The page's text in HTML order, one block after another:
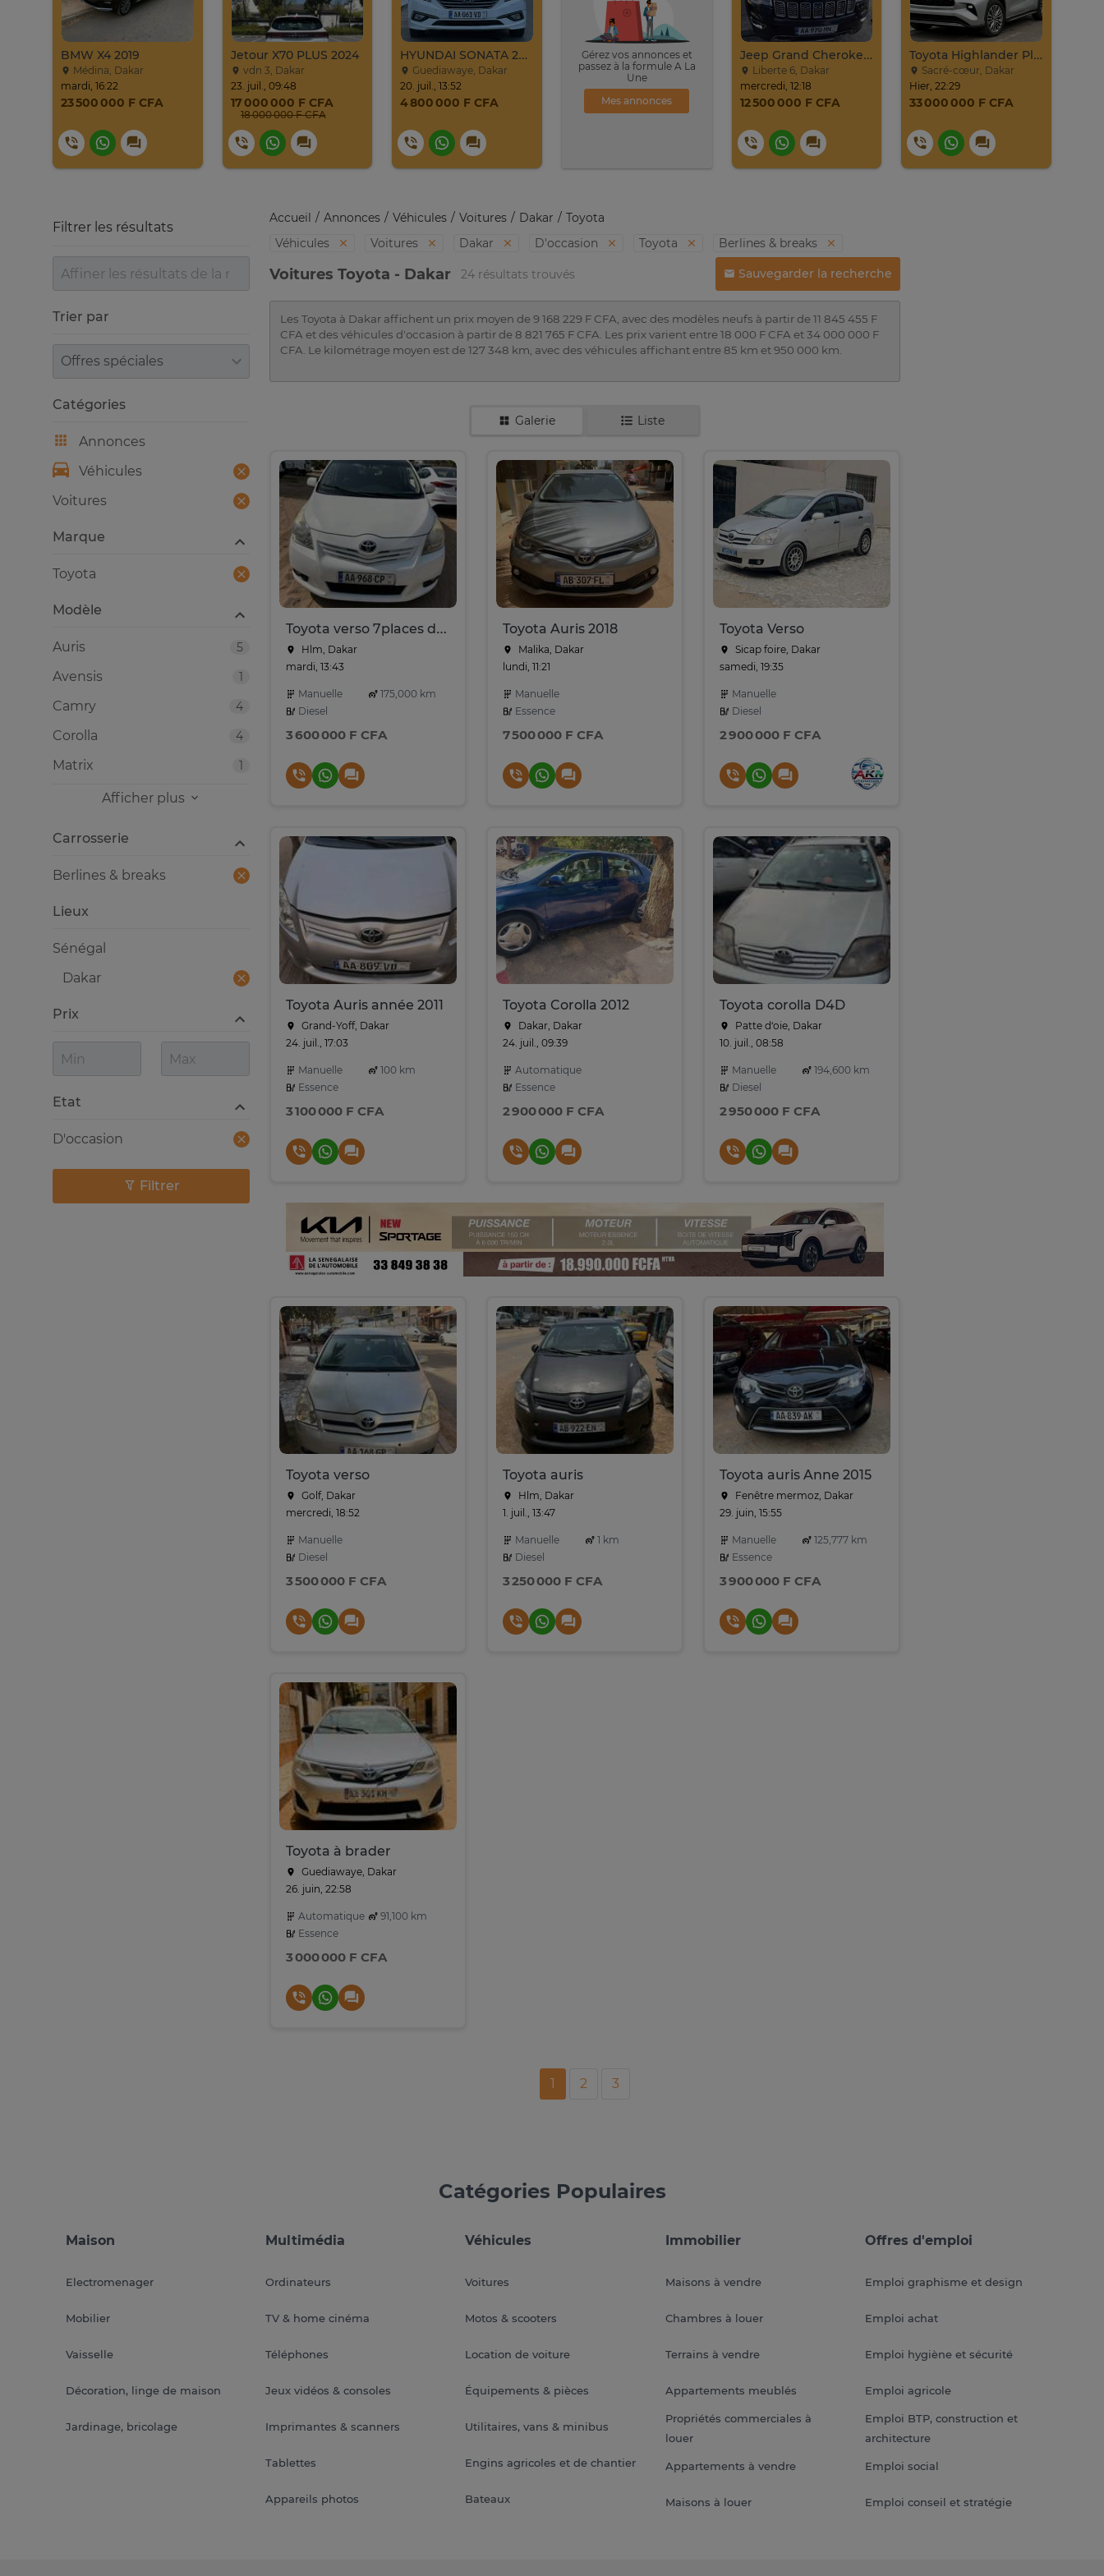
BMW X4 2019
Médina, Dakar
mardi, 16:22
23 500 000 F CFA
Jetour X70 PLUS 2024
vdn 3, Dakar
23. juil., 09:48
17 000 000 F CFA
18 000 000 F CFA
HYUNDAI SONATA 2016
Guediawaye, Dakar
20. juil., 13:52
4 800 000 F CFA
Gérez vos annonces et
passez à la formule A La
Une
Mes annonces
Jeep Grand Cherokee Overland 2019 À Vendre
Liberte 6, Dakar
mercredi, 12:18
12 500 000 F CFA
Toyota Highlander Platinium 2023
Sacré-cœur, Dakar
Hier, 22:29
33 000 000 F CFA
Accueil Annonces Véhicules Voitures Dakar
Toyota
Véhicules
Voitures Dakar D'occasion Toyota Berlines & breaks
Voitures Toyota - Dakar 24 résultats trouvés Sauvegarder la recherche
Les Toyota à Dakar affichent un prix moyen de 9 168 229 F CFA, avec des modèles neufs à partir de 11 845 455 F
CFA et des véhicules d'occasion à partir de 8 821 765 F CFA. Les prix varient entre 18 000 F CFA et 34 000 000 F
CFA. Le kilométrage moyen est de 127 348 km, avec des véhicules affichant entre 85 km et 950 000 km.
Galerie Liste
Toyota verso 7places diesel manuel
Hlm, Dakar
mardi, 13:43
Manuelle
175,000 km
Diesel
3 600 000 F CFA
Toyota Auris 2018
Malika, Dakar
lundi, 11:21
Manuelle
Essence
7 500 000 F CFA
Toyota Verso
Sicap foire, Dakar
samedi, 19:35
Manuelle
Diesel
2 900 000 F CFA
Toyota Auris année 2011
Grand-Yoff, Dakar
24. juil., 17:03
Manuelle
100 km
Essence
3 100 000 F CFA
Toyota Corolla 2012
Dakar, Dakar
24. juil., 09:39
Automatique
Essence
2 900 000 F CFA
Toyota corolla D4D
Patte d‘oie, Dakar
10. juil., 08:58
Manuelle
194,600 km
Diesel
2 950 000 F CFA
Toyota verso
Golf, Dakar
mercredi, 18:52
Manuelle
Diesel
3 500 000 F CFA
Toyota auris
Hlm, Dakar
1. juil., 13:47
Manuelle
1 km
Diesel
3 250 000 F CFA
Toyota auris Anne 2015
Fenêtre mermoz, Dakar
29. juin, 15:55
Manuelle
125,777 km
Essence
3 900 000 F CFA
Toyota à brader
Guediawaye, Dakar
26. juin, 22:58
Automatique
91,100 km
Essence
3 000 000 F CFA
1 2 3
Filtrer les résultats
Trier par
Trier par
Catégories
Annonces
Véhicules
Voitures
Lieux
Sénégal
Dakar
Prix
Etat
D'occasion
Marque
Toyota
Modèle
5
Auris
1
Avensis
4
Camry
4
Corolla
1
Matrix
Afficher plus
Carrosserie
Berlines & breaks
Filtrer
Catégories Populaires
Maison
Electromenager
Mobilier
Vaisselle
Décoration, linge de maison
Jardinage, bricolage
Multimédia
Ordinateurs
TV & home cinéma
Téléphones
Jeux vidéos & consoles
Imprimantes & scanners
Tablettes
Appareils photos
Véhicules
Voitures
Motos & scooters
Location de voiture
Équipements & pièces
Utilitaires, vans & minibus
Engins agricoles et de chantier
Bateaux
Immobilier
Maisons à vendre
Chambres à louer
Terrains à vendre
Appartements meublés
Propriétés commerciales à
louer
Appartements à vendre
Maisons à louer
Offres d'emploi
Emploi graphisme et design
Emploi achat
Emploi hygiène et sécurité
Emploi agricole
Emploi BTP, construction et
architecture
Emploi social
Emploi conseil et stratégie